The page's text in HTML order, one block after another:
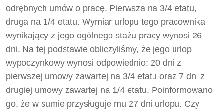
odrębnych umów o pracę. Pierwsza na 3/4 etatu,
druga na 1/4 etatu. Wymiar urlopu tego pracownika
wynikający z jego ogólnego stażu pracy wynosi 26
dni. Na tej podstawie obliczyliśmy, że jego urlop
wypoczynkowy wynosi odpowiednio: 20 dni z
pierwszej umowy zawartej na 3/4 etatu oraz 7 dni z
drugiej umowy zawartej na 1/4 etatu. Poinformowano
go, że w sumie przysługuje mu 27 dni urlopu. Czy